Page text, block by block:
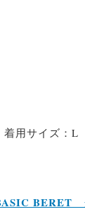
着用サイズ：L
BERET